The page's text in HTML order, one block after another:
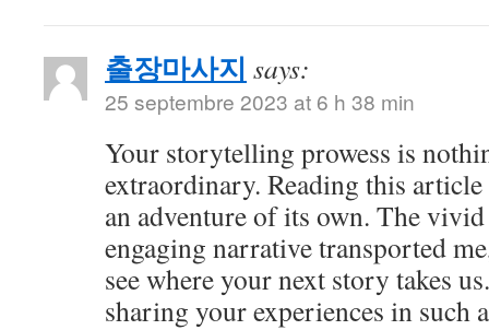
출장마사지 says:
25 septembre 2023 at 6 h 38 min
Your storytelling prowess is
extraordinary. Reading this
an adventure of its own. The
engaging narrative transported
see where your next story takes
sharing your experiences in such